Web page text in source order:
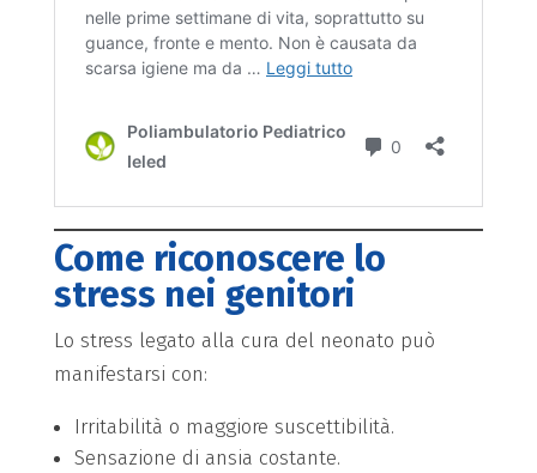
Come riconoscere lo
stress nei genitori
Lo stress legato alla cura del neonato può
manifestarsi con:
Irritabilità o maggiore suscettibilità.
Sensazione di ansia costante.